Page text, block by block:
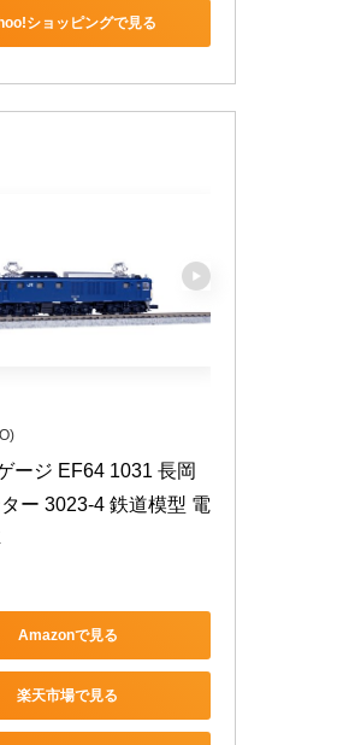
ショッピングで見る
ージ EF64 1031 長岡
ー 3023-4 鉄道模型 電
Amazonで見る
楽天市場で見る